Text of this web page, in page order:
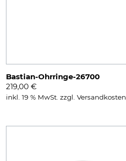
Bastian-Ohrringe-26700
219,00 €
inkl. 19 % MwSt. zzgl. Versandkosten